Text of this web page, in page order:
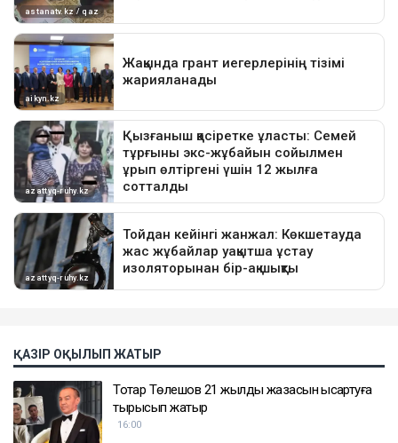
ҚАЗІР ОҚЫЛЫП ЖАТЫР
Тоқтар Төлешов 21 жылдық жазасын қысқартуға
тырысып жатыр
16:00